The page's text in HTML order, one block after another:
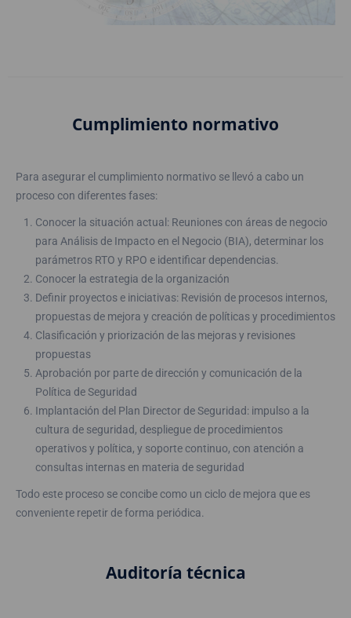
Cumplimiento normativo
Para asegurar el cumplimiento normativo se llevó a cabo un
proceso con diferentes fases:
Conocer la situación actual: Reuniones con áreas de negocio
para Análisis de Impacto en el Negocio (BIA), determinar los
parámetros RTO y RPO e identificar dependencias.
Conocer la estrategia de la organización
Definir proyectos e iniciativas: Revisión de procesos internos,
propuestas de mejora y creación de políticas y procedimientos
Clasificación y priorización de las mejoras y revisiones
propuestas
Aprobación por parte de dirección y comunicación de la
Política de Seguridad
Implantación del Plan Director de Seguridad: impulso a la
cultura de seguridad, despliegue de procedimientos
operativos y política, y soporte continuo, con atención a
consultas internas en materia de seguridad
Todo este proceso se concibe como un ciclo de mejora que es
conveniente repetir de forma periódica.
Auditoría técnica